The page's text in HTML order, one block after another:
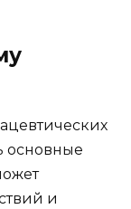
основные
и